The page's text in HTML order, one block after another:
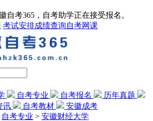
自考365，自考助学正在接受报名。
考试安排成绩查询自考网课
自考专业 自考报名
历年真题
讯 自考教材
安徽成考
自考专业 > 安徽财经大学